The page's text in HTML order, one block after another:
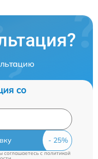
со
соглашаетесь cполитикой